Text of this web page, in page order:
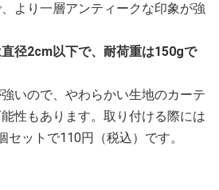
より一層アンティークな印象が強
径2cm以下で、耐荷重は150gで
いので、やわらかい生地のカーテ
性もあります。取り付ける際には
セットで110円（税込）です。